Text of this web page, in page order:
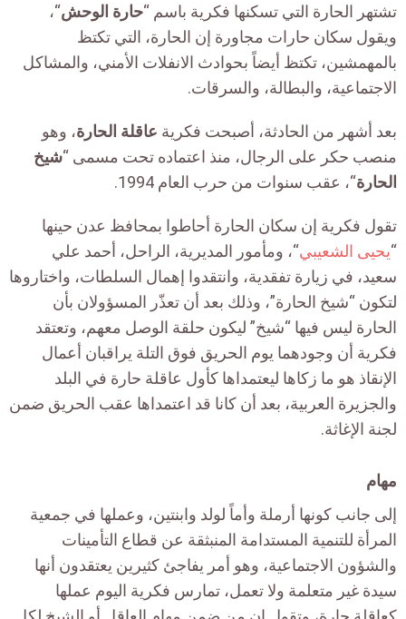
تشتهر الحارة التي تسكنها فكرية باسم “حارة الوحش“،
ويقول سكان حارات مجاورة إن الحارة، التي تكتظ
بالمهمشين، تكتظ أيضاً بحوادث الانفلات الأمني، والمشاكل
الاجتماعية، والبطالة، والسرقات.
بعد أشهر من الحادثة، أصبحت فكرية عاقلة الحارة، وهو
منصب حكر على الرجال، منذ اعتماده تحت مسمى “شيخ
الحارة“، عقب سنوات من حرب العام 1994.
تقول فكرية إن سكان الحارة أحاطوا بمحافظ عدن حينها
“يحيى الشعيبي“، ومأمور المديرية، الراحل، أحمد علي
سعيد، في زيارة تفقدية، وانتقدوا إهمال السلطات، واختاروها
لتكون “شيخ الحارة”، وذلك بعد أن تعذّر المسؤولان بأن
الحارة ليس فيها “شيخ” ليكون حلقة الوصل معهم، وتعتقد
فكرية أن وجودهما يوم الحريق فوق التلة يراقبان أعمال
الإنقاذ هو ما زكاها ليعتمداها كأول عاقلة حارة في البلد
والجزيرة العربية، بعد أن كانا قد اعتمداها عقب الحريق ضمن
لجنة الإغاثة.
مهام
إلى جانب كونها أرملة وأماً لولد وابنتين، وعملها في جمعية
المرأة للتنمية المستدامة المنبثقة عن قطاع التأمينات
والشؤون الاجتماعية، وهو أمر يفاجئ كثيرين يعتقدون أنها
سيدة غير متعلمة ولا تعمل، تمارس فكرية اليوم عملها